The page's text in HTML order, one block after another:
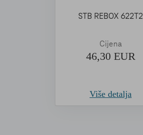
STB REBOX 622T2
Cijena
46,30 EUR
Više detalja